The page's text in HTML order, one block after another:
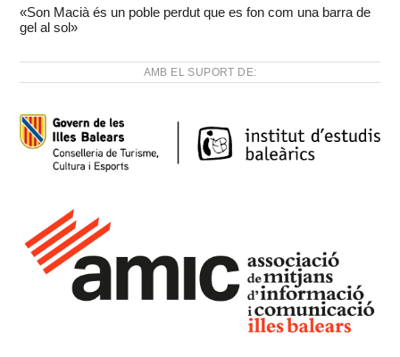
«Son Macià és un poble perdut que es fon com una barra de
gel al sol»
AMB EL SUPORT DE: